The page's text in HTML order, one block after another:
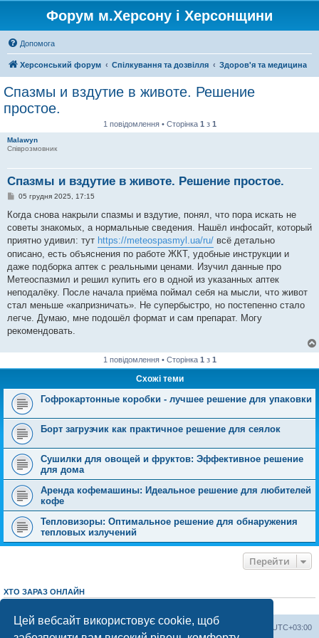
Цей вебсайт використовує cookie, щоб
Форум м.Херсону і Херсонщини
Допомога
Херсонський форум Спілкування та дозвілля Здоров'я та медицина
Спазмы и вздутие в животе. Решение
простое.
1 повідомлення • Сторінка 1 з 1
Malawyn
Співрозмовник
Спазмы и вздутие в животе. Решение простое.
П
в
д
о
л
е
н
н
я
05 грудня 2025, 17:15
Когда снова накрыли спазмы и вздутие, понял, что пора искать не
советы знакомых, а нормальные сведения. Нашёл инфосайт, который
приятно удивил: тут https://meteospasmyl.ua/ru/ всё детально
описано, есть объяснения по работе ЖКТ, удобные инструкции и
даже подборка аптек с реальными ценами. Изучил данные про
Метеоспазмил и решил купить его в одной из указанных аптек
неподалёку. После начала приёма поймал себя на мысли, что живот
стал меньше «капризничать». Не супербыстро, но постепенно стало
легче. Думаю, мне подошёл формат и сам препарат. Могу
рекомендовать.
1 повідомлення • Сторінка 1 з 1
Схожі теми
Гофрокартонные коробки - лучшее решение для упаковки
Борт загрузчик как практичное решение для сеялок
Сушилки для овощей и фруктов: Эффективное решение
для дома
Аренда кофемашины: Идеальное решение для любителей
кофе
Тепловизоры: Оптимальное решение для обнаружения
тепловых излучений
Перейти
ХТО ЗАРАЗ ОНЛАЙН
Херсонський форум UTC+03:00
Команда